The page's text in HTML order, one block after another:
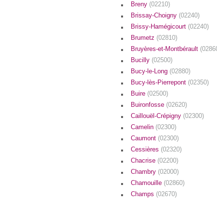
Breny (02210)
Brissay-Choigny (02240)
Brissy-Hamégicourt (02240)
Brumetz (02810)
Bruyères-et-Montbérault
Bucilly (02500)
Bucy-le-Long (02880)
Bucy-lès-Pierrepont (02350)
Buire (02500)
Buironfosse (02620)
Caillouël-Crépigny (02300)
Camelin (02300)
Caumont (02300)
Cessières (02320)
Chacrise (02200)
Chambry (02000)
Chamouille (02860)
Champs (02670)